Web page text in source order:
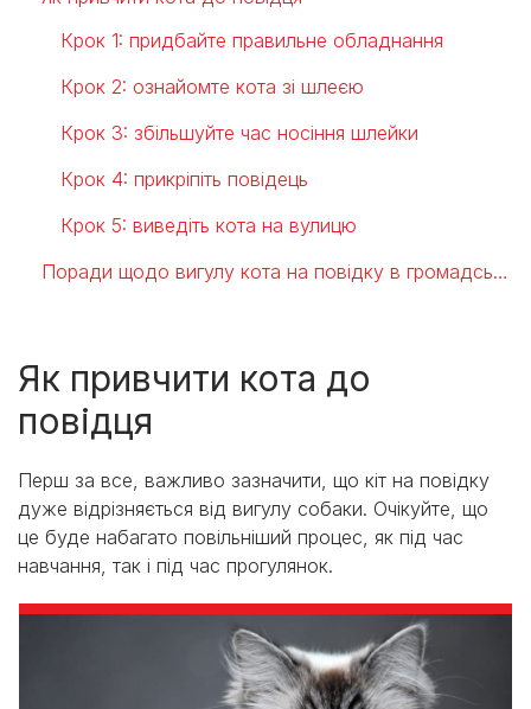
Крок 1: придбайте правильне обладнання
Крок 2: ознайомте кота зі шлеєю
Крок 3: збільшуйте час носіння шлейки
Крок 4: прикріпіть повідець
Крок 5: виведіть кота на вулицю
Поради щодо вигулу кота на повідку в громадських місцях
Як привчити кота до
повідця
Перш за все, важливо зазначити, що кіт на повідку
дуже відрізняється від вигулу собаки. Очікуйте, що
це буде набагато повільніший процес, як під час
навчання, так і під час прогулянок.